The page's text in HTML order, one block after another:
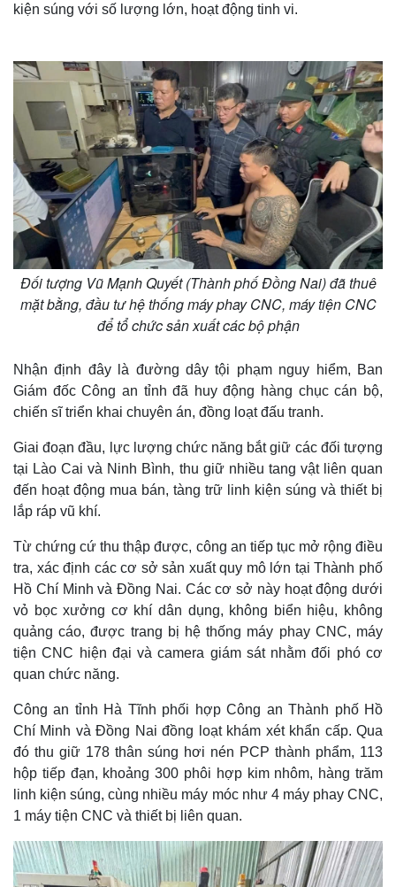
Thế giới
Quan sát
Cuộc sống đó đây
Hồ sơ
Multimedia
Video
Ảnh
E-Magazine
Infographic
kiện súng với số lượng lớn, hoạt động tinh vi.
Đối tượng Vũ Mạnh Quyết (Thành phố Đồng Nai) đã thuê
mặt bằng, đầu tư hệ thống máy phay CNC, máy tiện CNC
để tổ chức sản xuất các bộ phận
​Nhận định đây là đường dây tội phạm nguy hiểm, Ban
Giám đốc Công an tỉnh đã huy động hàng chục cán bộ,
chiến sĩ triển khai chuyên án, đồng loạt đấu tranh.
Giai đoạn đầu, lực lượng chức năng bắt giữ các đối tượng
tại Lào Cai và Ninh Bình, thu giữ nhiều tang vật liên quan
đến hoạt động mua bán, tàng trữ linh kiện súng và thiết bị
lắp ráp vũ khí.
Từ chứng cứ thu thập được, công an tiếp tục mở rộng điều
tra, xác định các cơ sở sản xuất quy mô lớn tại Thành phố
Hồ Chí Minh và Đồng Nai. Các cơ sở này hoạt động dưới
vỏ bọc xưởng cơ khí dân dụng, không biển hiệu, không
quảng cáo, được trang bị hệ thống máy phay CNC, máy
tiện CNC hiện đại và camera giám sát nhằm đối phó cơ
quan chức năng.
​Công an tỉnh Hà Tĩnh phối hợp Công an Thành phố Hồ
Chí Minh và Đồng Nai đồng loạt khám xét khẩn cấp. Qua
đó thu giữ 178 thân súng hơi nén PCP thành phẩm, 113
hộp tiếp đạn, khoảng 300 phôi hợp kim nhôm, hàng trăm
linh kiện súng, cùng nhiều máy móc như 4 máy phay CNC,
1 máy tiện CNC và thiết bị liên quan.